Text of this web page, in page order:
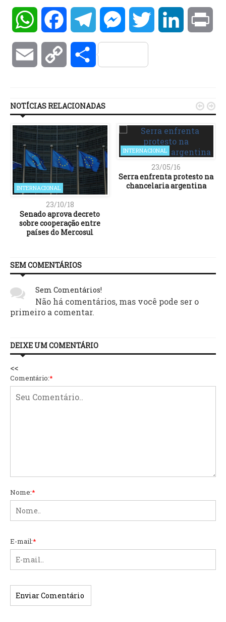
WhatsAppFacebookTelegramMessengerTwitter LinkedIn
Email Copy Compartilhar
NOTÍCIAS RELACIONADAS
INTERNACIONAL
23/10/18
Senado aprova decreto
sobre cooperação entre
países do Mercosul
INTERNACIONAL
23/05/16
Serra enfrenta protesto na
chancelaria argentina
 
SEM COMENTÁRIOS
Sem Comentários!
Não há comentários, mas você pode ser o
primeiro a comentar.
DEIXE UM COMENTÁRIO
<<
Comentário:*
Nome:*
E-mail:*